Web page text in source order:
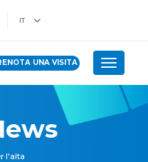
IT
UNA VISITA Toggle
l'alta